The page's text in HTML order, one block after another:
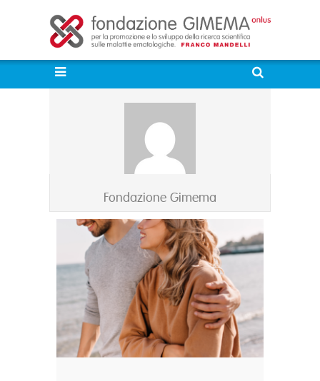
Fondazione Gimema